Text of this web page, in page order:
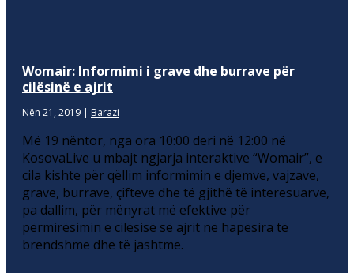
Womair: Informimi i grave dhe burrave për
cilësinë e ajrit
Nën 21, 2019 | Barazi
Më 19 nëntor, nga ora 10:00 deri në 12:00 në
KosovaLive u mbajt ngjarja interaktive “Womair”, e
cila kishte për qëllim informimin e djemve, vajzave,
grave, burrave, çifteve dhe të gjithë të interesuarve,
pa dallim, për mënyrat më efektive për
përmirësimin e cilësisë së ajrit në hapësira të
brendshme dhe të jashtme.